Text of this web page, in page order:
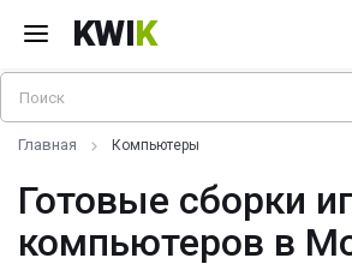
KWIK
Главная Компьютеры
Готовые сборки
компьютеров в